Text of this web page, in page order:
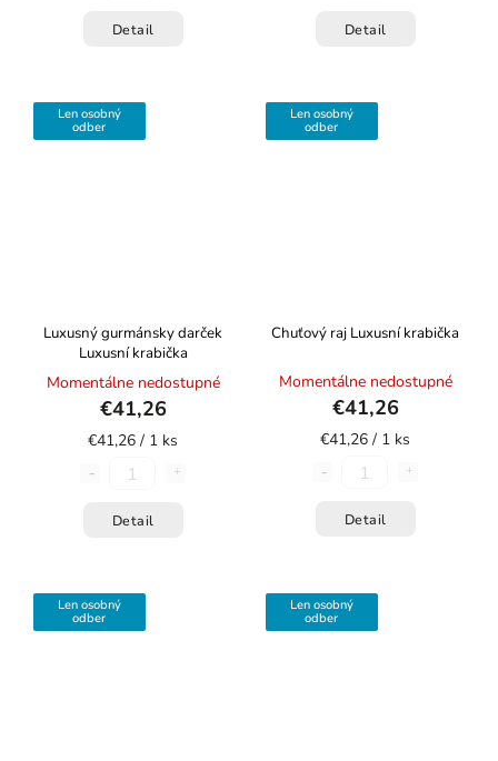
Detail Detail
Len osobný
odber
Luxusný gurmánsky darček
Luxusní krabička
Momentálne nedostupné
€41,26
€41,26 / 1 ks
Detail
Len osobný
odber
Chuťový raj Luxusní krabička
Momentálne nedostupné
€41,26
€41,26 / 1 ks
Detail
Len osobný
odber
Len osobný
odber